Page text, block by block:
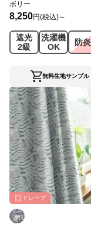
ボリー
8,250円(税込)～
遮光
2級
洗濯機
OK
防炎
無料生地サンプル
ドレープ